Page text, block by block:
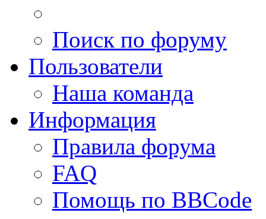
Поиск по форуму
Пользователи
Наша команда
Информация
Правила форума
FAQ
Помощь по BBCode